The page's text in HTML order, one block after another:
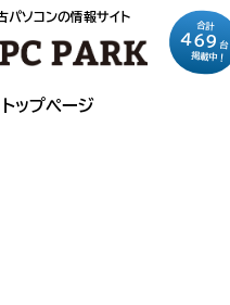
パソコンの情報サイト
合計
469 台
掲載中！
トップページ